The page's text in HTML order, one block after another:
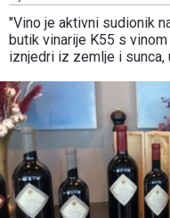
"Vino je aktivni sudionik
butik vinarije K55 s
iznjedri iz zemlje i sunca,
među najstarijima na
preko 100 …